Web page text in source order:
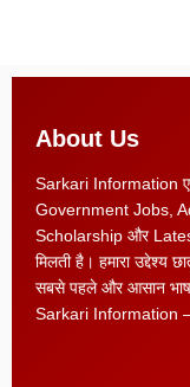
About Us
Sarkari Information
Government Jobs,
Scholarship और
मिलती है। हमारा उद्देश्य
सबसे पहले और आसान
Sarkari Information